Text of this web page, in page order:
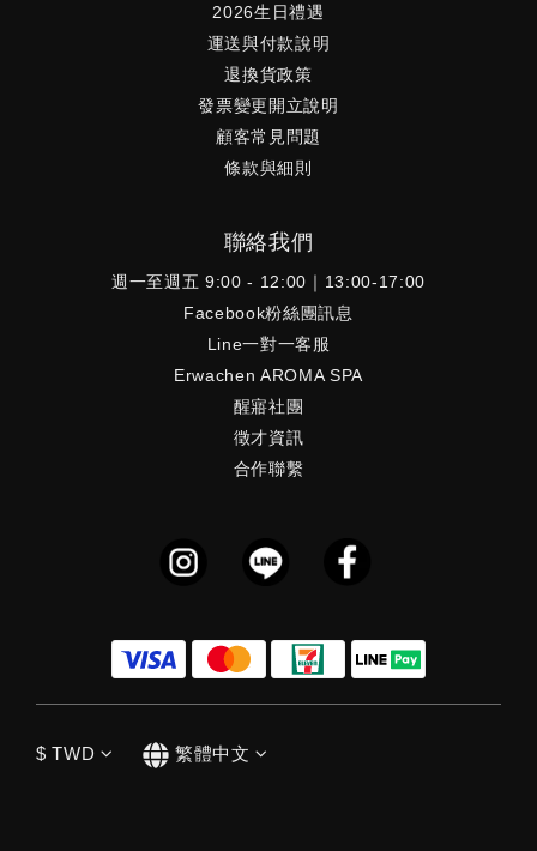
2026生日禮遇
運送與付款說明
退換貨政策
發票變更開立說明
顧客常見問題
條款與細則
聯絡我們
週一至週五 9:00 - 12:00｜13:00-17:00
Facebook粉絲團訊息
Line一對一客服
Erwachen AROMA SPA
醒寤社團
徵才資訊
合作聯繫
$ TWD 繁體中文